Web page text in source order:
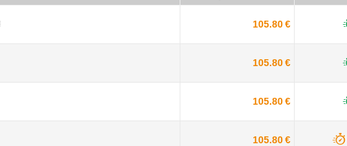
105.80 €
105.80 €
105.80 €
105.80 €